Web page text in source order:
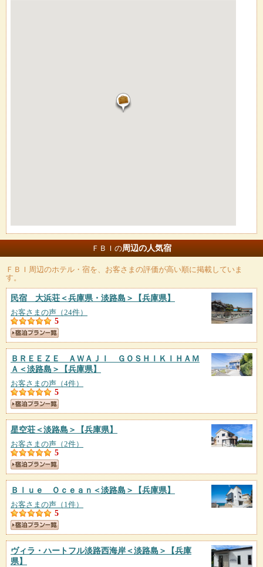
ＦＢＩの周辺の人気宿
ＦＢＩ 周辺のホテル・宿を、お客さまの評価が高い順に掲載していま
す。
民宿 大浜荘＜兵庫県・淡路島＞ 【兵庫県】
お客さまの声（24件）
5
ＢＲＥＥＺＥ ＡＷＡＪＩ ＧＯＳＨＩＫＩＨＡＭ
Ａ＜淡路島＞
【兵庫県】
お客さまの声（4件）
5
星空荘＜淡路島＞ 【兵庫県】
お客さまの声（2件）
5
Ｂｌｕｅ Ｏｃｅａｎ＜淡路島＞ 【兵庫県】
お客さまの声（1件）
5
ヴィラ・ハートフル淡路西海岸＜淡路島＞
【兵庫
県】